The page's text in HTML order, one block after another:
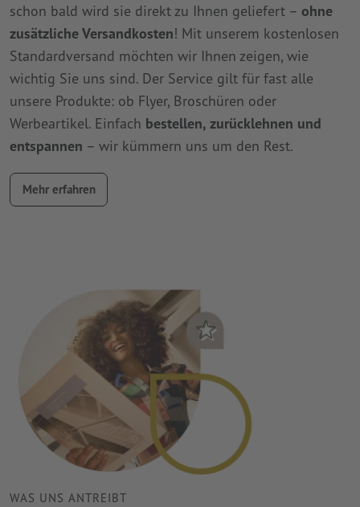
schon bald wird sie direkt zu Ihnen geliefert – ohne
zusätzliche Versandkosten! Mit unserem kostenlosen
Standardversand möchten wir Ihnen zeigen, wie
wichtig Sie uns sind. Der Service gilt für fast alle
unsere Produkte: ob Flyer, Broschüren oder
Werbeartikel. Einfach bestellen, zurücklehnen und
entspannen – wir kümmern uns um den Rest.
Mehr erfahren
WAS UNS ANTREIBT